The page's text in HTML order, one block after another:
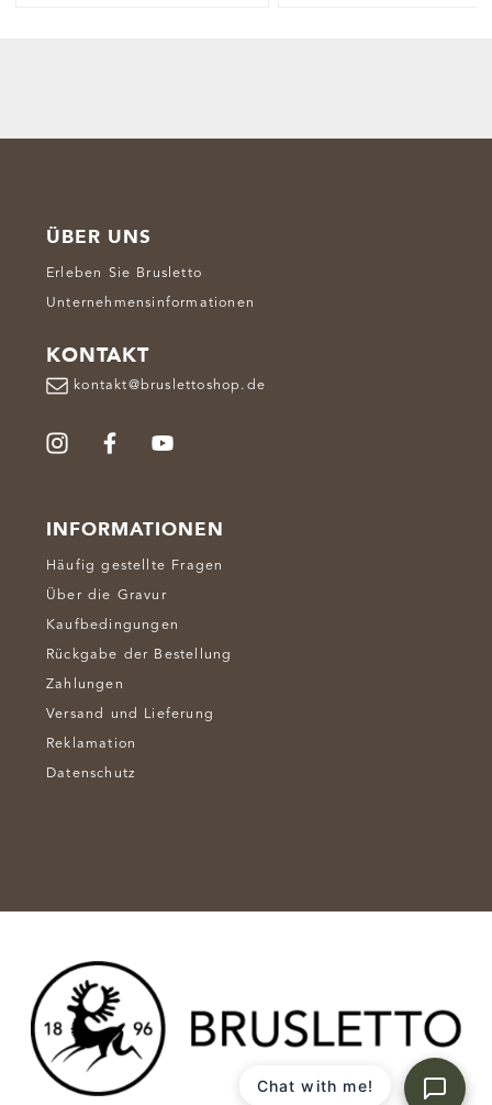
ÜBER UNS
Erleben Sie Brusletto
Unternehmensinformationen
KONTAKT
kontakt@bruslettoshop.de
INFORMATIONEN
Häufig gestellte Fragen
Über die Gravur
Kaufbedingungen
Rückgabe der Bestellung
Zahlungen
Versand und Lieferung
Reklamation
Datenschutz
Chat with me!